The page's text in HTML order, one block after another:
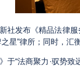
社发布《精品法律
之星”律所；同时，汇
于“法商聚力·驭势致